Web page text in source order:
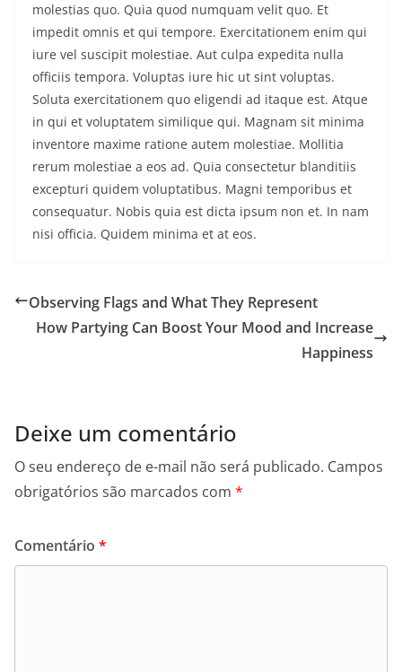
molestias quo. Quia quod numquam velit quo. Et
impedit omnis et qui tempore. Exercitationem enim qui
iure vel suscipit molestiae. Aut culpa expedita nulla
officiis tempora. Voluptas iure hic ut sint voluptas.
Soluta exercitationem quo eligendi ad itaque est. Atque
in qui et voluptatem similique qui. Magnam sit minima
inventore maxime ratione autem molestiae. Mollitia
rerum molestiae a eos ad. Quia consectetur blanditiis
excepturi quidem voluptatibus. Magni temporibus et
consequatur. Nobis quia est dicta ipsum non et. In nam
nisi officia. Quidem minima et at eos.
Observing Flags and What They Represent
How Partying Can Boost Your Mood and Increase
Happiness
Deixe um comentário
O seu endereço de e-mail não será publicado. Campos
obrigatórios são marcados com *
Comentário *